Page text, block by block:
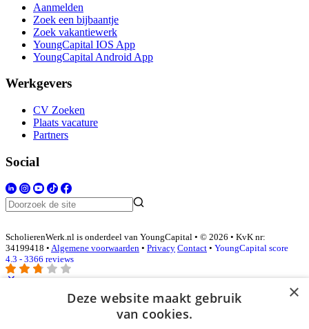
Aanmelden
Zoek een bijbaantje
Zoek vakantiewerk
YoungCapital IOS App
YoungCapital Android App
Werkgevers
CV Zoeken
Plaats vacature
Partners
Social
ScholierenWerk.nl is onderdeel van YoungCapital • © 2026 • KvK nr:
34199418 • Algemene voorwaarden • Privacy Contact • YoungCapital score
4.3 - 3366 reviews
×
Deze website maakt gebruik
van cookies.